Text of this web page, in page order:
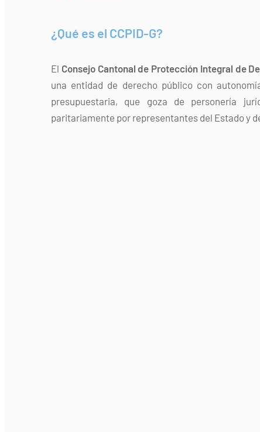
¿Qué es el CCPID-G?
El Consejo Cantonal de Protección Integral de
una entidad de derecho público con
presupuestaria, que goza de personería
paritariamente por representantes del Estado y